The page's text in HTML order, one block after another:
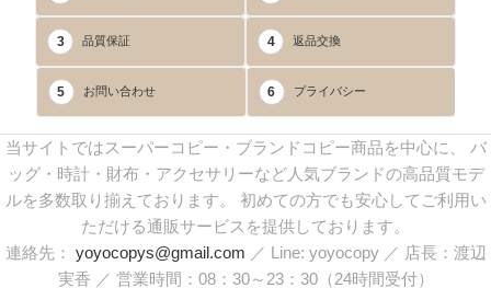
3 品質保証 4 返品交換
5 お問い合わせ 6 プライバシー
当サイトではスーパーコピー・ブランドコピー商品を中心に、 バ
ッグ・時計・財布・アクセサリーなど人気ブランドの高品質モデ
ルを多数取り揃えております。 初めての方でも安心してご利用い
ただける通販サービスを提供しております。
連絡先： yoyocopys@gmail.com ／ Line: yoyocopy ／ 店長：渡辺
実香 ／ 営業時間：08：30～23：30（24時間受付）